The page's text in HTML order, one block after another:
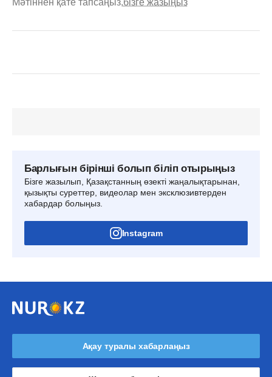
Барлығын бірінші болып біліп отырыңыз
Бізге жазылып, Қазақстанның өзекті жаңалықтарынан,
қызықты суреттер, видеолар мен эксклюзивтерден
хабардар болыңыз.
Instagram
Ақау туралы хабарлаңыз